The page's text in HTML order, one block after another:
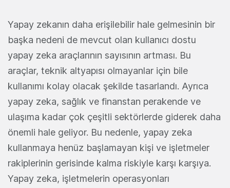
Yapay zekanın daha erişilebilir hale gelmesinin bir
başka nedeni de mevcut olan kullanıcı dostu
yapay zeka araçlarının sayısının artması. Bu
araçlar, teknik altyapısı olmayanlar için bile
kullanımı kolay olacak şekilde tasarlandı. Ayrıca
yapay zeka, sağlık ve finanstan perakende ve
ulaşıma kadar çok çeşitli sektörlerde giderek daha
önemli hale geliyor. Bu nedenle, yapay zeka
kullanmaya henüz başlamayan kişi ve işletmeler
rakiplerinin gerisinde kalma riskiyle karşı karşıya.
Yapay zeka, işletmelerin operasyonları